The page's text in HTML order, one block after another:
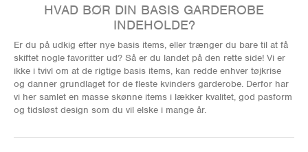
HVAD BØR DIN BASIS GARDEROBE
INDEHOLDE?
Er du på udkig efter nye basis items, eller trænger du bare til at få
skiftet nogle favoritter ud? Så er du landet på den rette side! Vi er
ikke i tvivl om at de rigtige basis items, kan redde enhver tøjkrise
og danner grundlaget for de fleste kvinders garderobe. Derfor har
vi her samlet en masse skønne items i lækker kvalitet, god pasform
og tidsløst design som du vil elske i mange år.